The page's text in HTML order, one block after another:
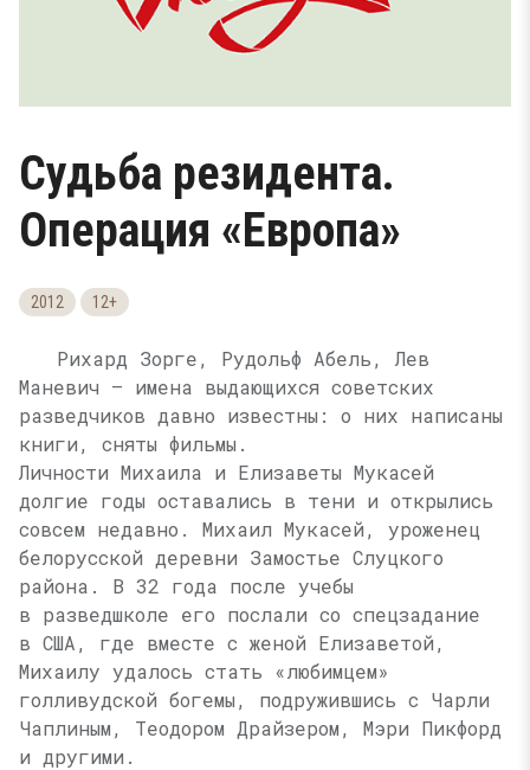
Судьба резидента.
Операция «Европа»
2012 12+
Рихард Зорге, Рудольф Абель, Лев
Маневич — имена выдающихся советских
разведчиков давно известны: о них написаны
книги, сняты фильмы.
Личности Михаила и Елизаветы Мукасей
долгие годы оставались в тени и открылись
совсем недавно. Михаил Мукасей, уроженец
белорусской деревни Замостье Слуцкого
района. В 32 года после учебы
в разведшколе его послали со спецзадание
в США, где вместе с женой Елизаветой,
Михаилу удалось стать «любимцем»
голливудской богемы, подружившись с Чарли
Чаплиным, Теодором Драйзером, Мэри Пикфорд
и другими.